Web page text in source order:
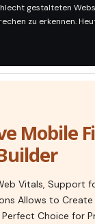
gestalteten
zu erkennen.
Mobile
Vitals, Support
Allows to Create
Choice for